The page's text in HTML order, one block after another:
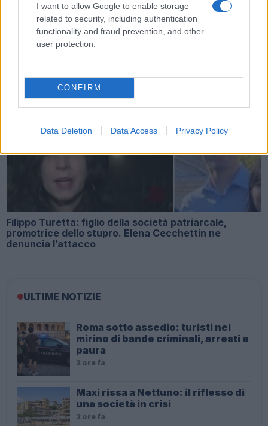
I want to allow Google to enable storage
related to security, including authentication
functionality and fraud prevention, and other
user protection.
CONFIRM
Data Deletion Data Access Privacy Policy
Filippo Turetta, i genitori: “Forse non voleva uccidere
Giulia”
Giulia Cecchettin
Filippo Turetta: figlio della società patriarcale,
promotrice dello stupro. Elena Cecchettin ne
denuncia l’attacco
ULTIME NOTIZIE
Roma sotto assedio: turisti nel
mirino di bande criminali, arresti e
paura
2 ore fa
Maxi rissa a Nettuno: il riflesso di
una società in crisi
2 ore fa